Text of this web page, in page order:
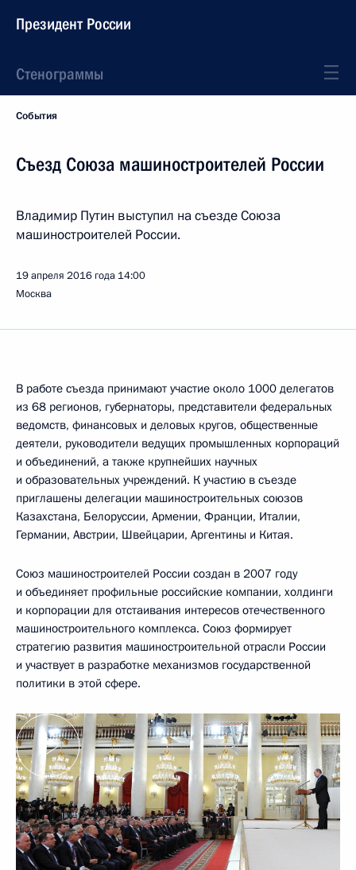
Президент России
Стенограммы
События
Съезд Союза машиностроителей России
Владимир Путин выступил на съезде Союза
машиностроителей России.
19 апреля 2016 года 14:00
Москва
В работе съезда принимают участие около 1000 делегатов
из 68 регионов, губернаторы, представители федеральных
ведомств, финансовых и деловых кругов, общественные
деятели, руководители ведущих промышленных корпораций
и объединений, а также крупнейших научных
и образовательных учреждений. К участию в съезде
приглашены делегации машиностроительных союзов
Казахстана, Белоруссии, Армении, Франции, Италии,
Германии, Австрии, Швейцарии, Аргентины и Китая.
Союз машиностроителей России создан в 2007 году
и объединяет профильные российские компании, холдинги
и корпорации для отстаивания интересов отечественного
машиностроительного комплекса. Союз формирует
стратегию развития машиностроительной отрасли России
и участвует в разработке механизмов государственной
политики в этой сфере.